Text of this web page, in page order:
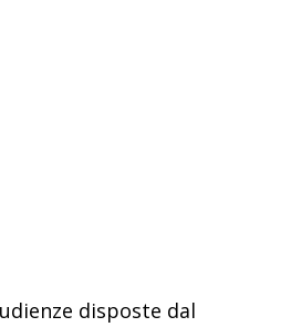
disposte dal